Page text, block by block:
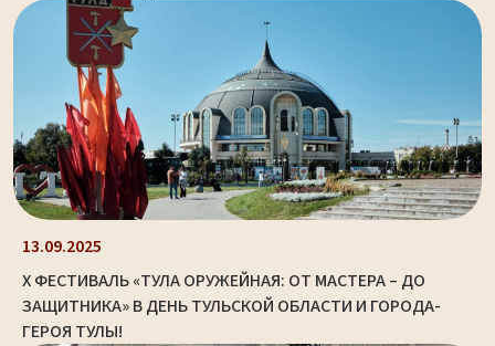
13.09.2025
X ФЕСТИВАЛЬ «ТУЛА ОРУЖЕЙНАЯ: ОТ МАСТЕРА – ДО
ЗАЩИТНИКА» В ДЕНЬ ТУЛЬСКОЙ ОБЛАСТИ И ГОРОДА-
ГЕРОЯ ТУЛЫ!